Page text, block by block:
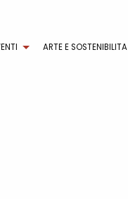
ARTE E SOSTENIBILITA